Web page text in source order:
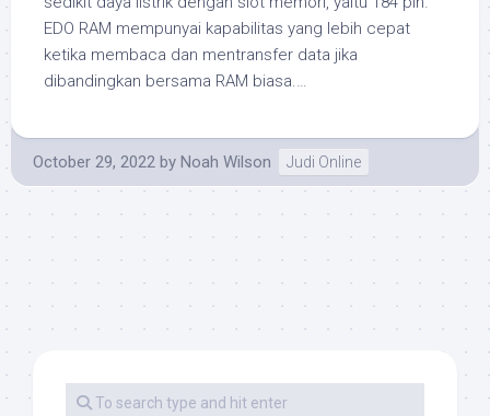
EDO RAM mempunyai kapabilitas yang lebih cepat
ketika membaca dan mentransfer data jika
dibandingkan bersama RAM biasa.…
October 29, 2022 by Noah Wilson Judi Online